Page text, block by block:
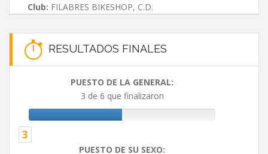
Club: FILABRES BIKESHOP, C.D.
RESULTADOS FINALES
PUESTO DE LA GENERAL:
3 de 6 que finalizaron
3
PUESTO DE SU SEXO: